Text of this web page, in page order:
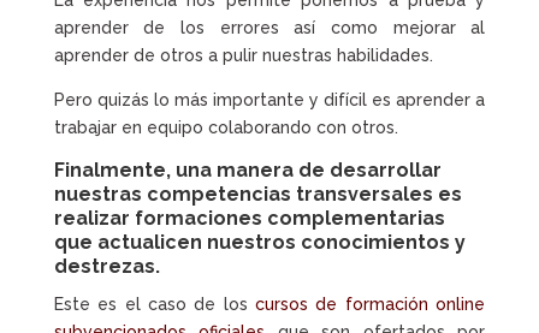
aprender de los errores así como mejorar al
aprender de otros a pulir nuestras habilidades.
Pero quizás lo más importante y difícil es aprender a
trabajar en equipo colaborando con otros.
Finalmente, una manera de desarrollar
nuestras competencias transversales es
realizar formaciones complementarias
que actualicen nuestros conocimientos y
destrezas.
Este es el caso de loscursos de formación online